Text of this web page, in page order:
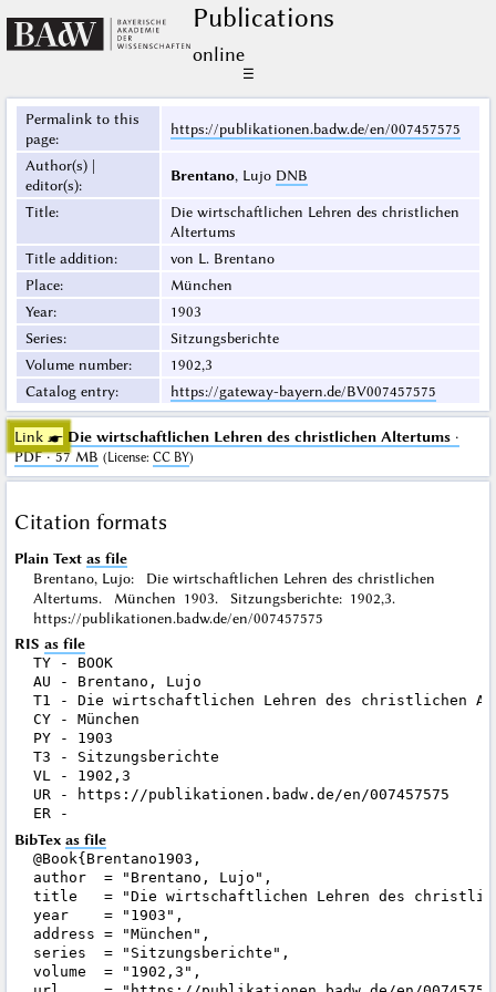
Publications
online
☰
Permalink to this
page:
https://publikationen.badw.de/en/007457575
Author(s) |
editor(s):
Brentano, Lujo DNB
Title:
Die wirtschaftlichen Lehren des christlichen
Altertums
Title addition:
von L. Brentano
Place:
München
Year:
1903
Series:
Sitzungsberichte
Volume number:
1902,3
Catalog entry: https://gateway-bayern.de/BV007457575
Link ☛ Die wirtschaftlichen Lehren des christlichen Altertums·
PDF · 57 MB (License: CC BY)
Citation formats
Plain Text as file
Brentano, Lujo: Die wirtschaftlichen Lehren des christlichen
Altertums. München 1903. Sitzungsberichte: 1902,3.
https://publikationen.badw.de/en/007457575
RIS as file
TY - BOOK
AU - Brentano, Lujo
T1 - Die wirtschaftlichen Lehren des christlichen
CY - München
PY - 1903
T3 - Sitzungsberichte
VL - 1902,3
UR - https://publikationen.badw.de/en/007457575
BibTex as file
@Book{Brentano1903,
author  = "Brentano, Lujo",
title   = "Die wirtschaftlichen Lehren des
year    = "1903",
address = "München",
series  = "Sitzungsberichte",
volume  = "1902,3",